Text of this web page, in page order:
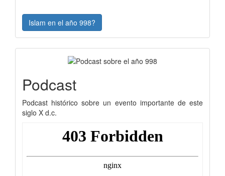
Islam en el año 998?
Podcast
Podcast histórico sobre un evento importante de este
siglo X d.c.